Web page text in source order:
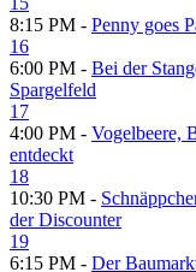
8:15 PM - Penny goes
16
6:00 PM - Bei der
Spargelfeld
17
4:00 PM - Vogelbeere,
entdeckt
18
10:30 PM -
der Discounter
19
6:15 PM - Der